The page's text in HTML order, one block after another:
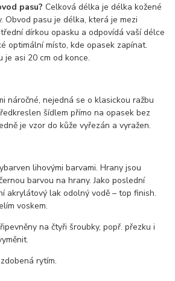
pasu?Celková délka je délka kožené
Obvod pasu je délka, která je mezi
dírkou opasku a odpovídá vaší délce
optimální místo, kde opasek zapínat.
je asi 20 cm od konce.
náročné, nejedná se o klasickou ražbu
šídlem přímo na opasek bez
je vzor do kůže vyřezán a vyražen.
lihovými barvami. Hrany jsou
barvou na hrany. Jako poslední
akrylátový lak odolný vodě – top finish.
voskem.
na čtyři šroubky, popř. přezku i
rytím.